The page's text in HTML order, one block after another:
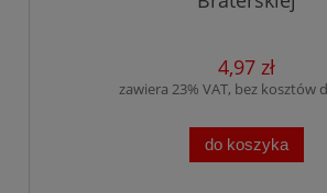
4,97 zł
zawiera 23% VAT, bez kosztów
do koszyka